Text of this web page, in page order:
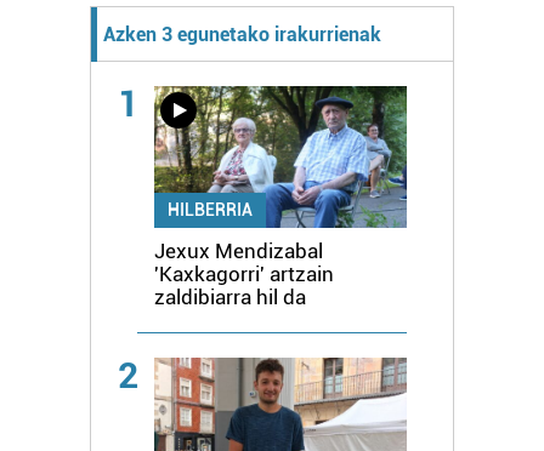
Azken 3 egunetako irakurrienak
1
HILBERRIA
Jexux Mendizabal
'Kaxkagorri' artzain
zaldibiarra hil da
2